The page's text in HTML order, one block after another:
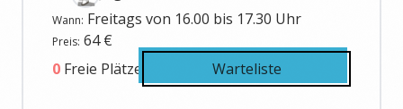
Wann: Freitags von 16.00 bis 17.30 Uhr
Preis: 64€
0 Freie Plätze Warteliste